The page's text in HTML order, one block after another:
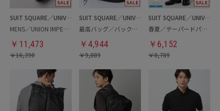
SUIT SQUARE／UNIVERSAL LANGUAGE
MENS／UNION IMPERIAL監修／コインローファー
￥ 11,473
￥16,390
SUIT SQUARE／UNIVERSAL LANGUAGE
最高バッグ／バックパック
￥ 4,944
￥9,889
SUIT SQUARE／UNIVERSAL LANGUAGE
春夏／テーパードパンツ
￥ 6,152
￥8,789